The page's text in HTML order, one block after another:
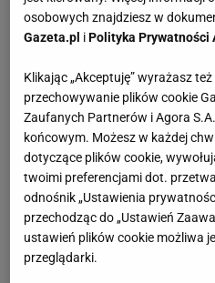
Vintage
nowo pokochali
Wróciła do
letniej przerwie.
przełamać strach
MATERIAŁ PROMOCYJNY
Te dywany są
Piękne wzory, a
Przenośne
osobowych znajdziesz w
Gazeta.pl iPolityka Prywatności
Klikając „Akceptuję” wyrażasz
przechowywanie plików cookie
Zaufanych Partnerów i Agora
końcowym. Możesz w każdej
dotyczące plików cookie,
twoimi preferencjami dot.
odnośnik „Ustawienia
przechodząc do „Ustawień
ustawień plików cookie możliwa
przeglądarki.